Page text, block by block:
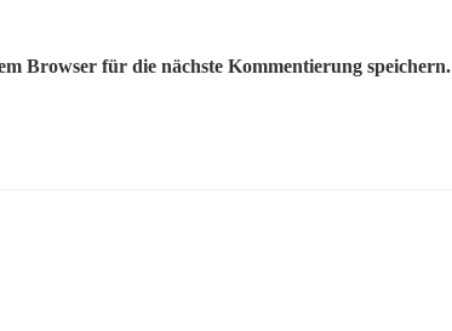
Browser für die nächste Kommentierung speichern.